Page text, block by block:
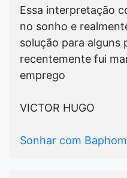
Essa interpretação
no sonho e
solução para alguns
recentemente fui
emprego
VICTOR HUGO
Sonhar com